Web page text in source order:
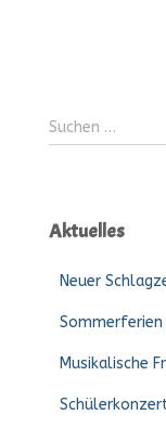
Suchen
nach:
Suchen …
Aktuelles
Neuer
Sommerferien
Musikalische